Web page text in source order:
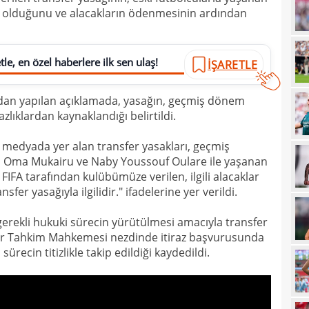
ve alacakların ödenmesinin ardından
en özel haberlere ilk sen ulaş! İŞARETLE
yapılan açıklamada, yasağın, geçmiş dönem
kaynaklandığı belirtildi.
yer alan transfer yasakları, geçmiş
Mukairu ve Naby Youssouf Oulare ile yaşanan
tarafından kulübümüze verilen, ilgili alacaklar
yasağıyla ilgilidir." ifadelerine yer verildi.
hukuki sürecin yürütülmesi amacıyla transfer
Tahkim Mahkemesi nezdinde itiraz başvurusunda
sürecin titizlikle takip edildiği kaydedildi.
gitti